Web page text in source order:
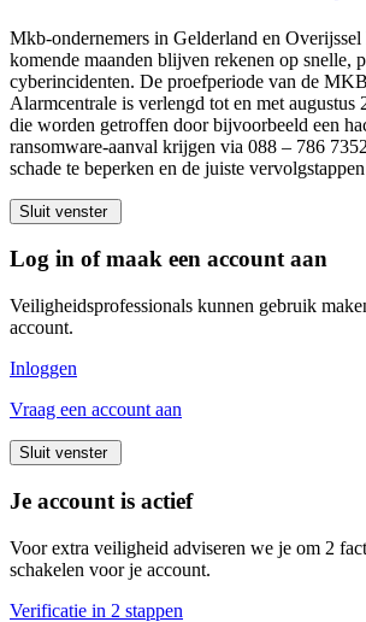
Mkb-ondernemers in Gelderland en
komende maanden blijven rekenen op snelle,
cyberincidenten. De proefperiode van de
Alarmcentrale is verlengd tot en met augustus
die worden getroffen door bijvoorbeeld een
ransomware-aanval krijgen via 088 – 786
schade te beperken en de juiste
Sluit venster
Log in of maak een account aan
Veiligheidsprofessionals kunnen gebruik
account.
Inloggen
Vraag een account aan
Sluit venster
Je account is actief
Voor extra veiligheid adviseren we je om 2
schakelen voor je account.
Verificatie in 2 stappen